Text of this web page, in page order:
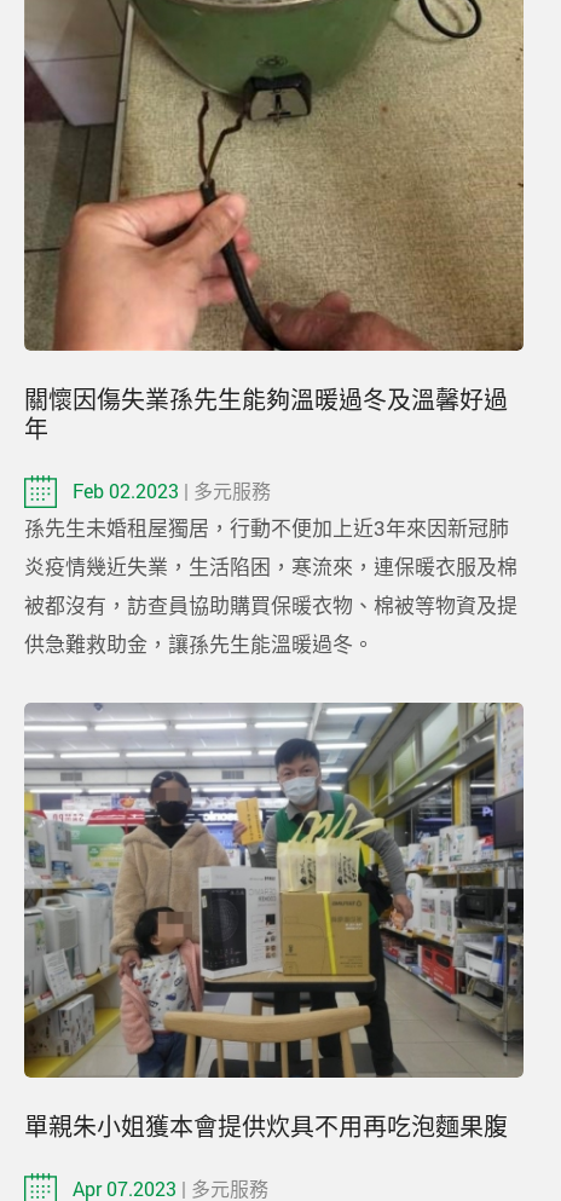
關懷因傷失業孫先生能夠溫暖過冬及溫馨好過
年
Feb 02.2023 | 多元服務
孫先生未婚租屋獨居，行動不便加上近3年來因新冠肺
炎疫情幾近失業，生活陷困，寒流來，連保暖衣服及棉
被都沒有，訪查員協助購買保暖衣物、棉被等物資及提
供急難救助金，讓孫先生能溫暖過冬。
單親朱小姐獲本會提供炊具不用再吃泡麵果腹
Apr 07.2023 | 多元服務